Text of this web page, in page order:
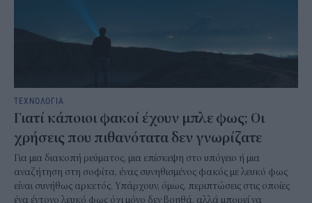
ΤΕΧΝΟΛΟΓΙΑ
Γιατί κάποιοι φακοί έχουν μπλε φως; Οι
χρήσεις που πιθανότατα δεν γνωρίζατε
Για μια διακοπή ρεύματος, μια επίσκεψη στο υπόγειο ή μια
αναζήτηση στη σοφίτα, ένας συνηθισμένος φακός με λευκό φως
είναι συνήθως αρκετός. Υπάρχουν, όμως, περιπτώσεις στις οποίες
ένα έντονο λευκό φως όχι μόνο δεν βοηθά, αλλά μπορεί να